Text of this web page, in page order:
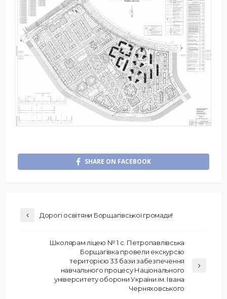
SHARE ON FACEBOOK
Дорогі освітяни Борщагівської громади!
Школярам ліцею № 1 с. Петропавлівська
Борщагівка провели екскурсію
територією 33 бази забезпечення
навчального процесу Національного
університету оборони України ім. Івана
Черняховського